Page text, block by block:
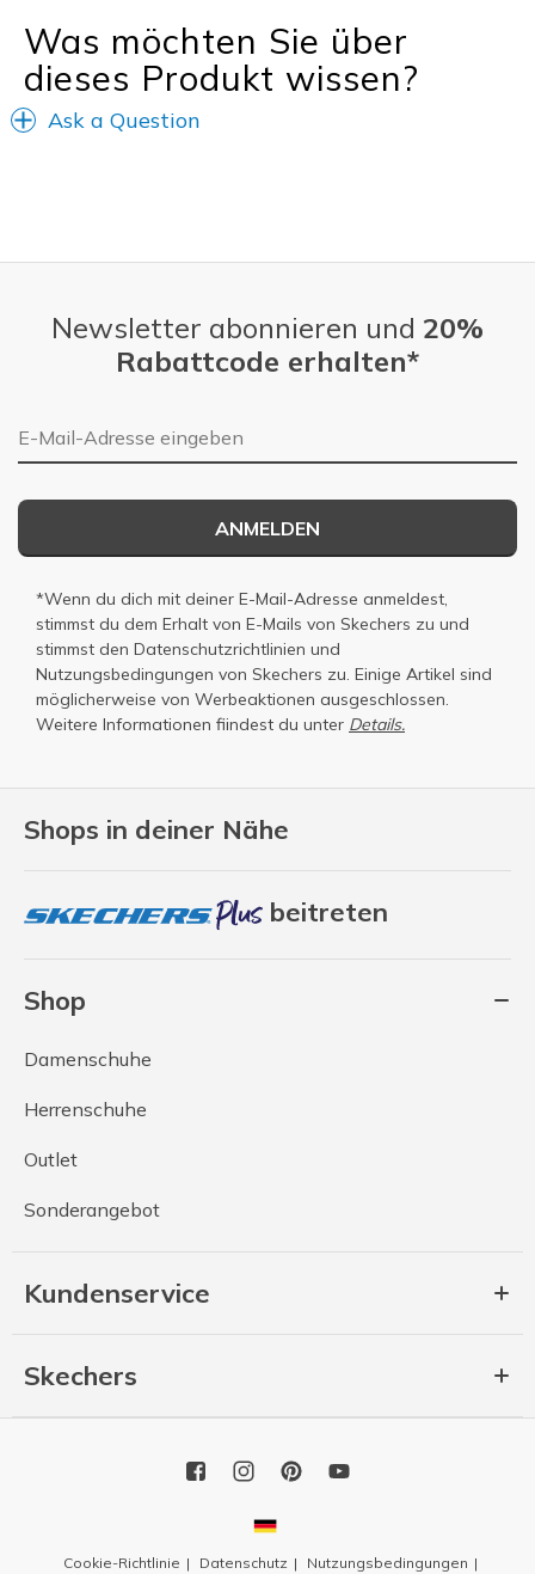
Was möchten Sie über
dieses Produkt wissen?
Ask a Question
Shops in deiner Nähe
beitreten
Shop
Damenschuhe
Herrenschuhe
Outlet
Sonderangebot
Kundenservice
Skechers
Newsletter abonnieren und 20%
Rabattcode erhalten*
E-Mail-Adresse
ANMELDEN
*Wenn du dich mit deiner E-Mail-Adresse anmeldest,
stimmst du dem Erhalt von E-Mails von Skechers zu und
stimmst den Datenschutzrichtlinien und
Nutzungsbedingungen von Skechers zu. Einige Artikel sind
möglicherweise von Werbeaktionen ausgeschlossen.
Weitere Informationen fiindest du unter Details.
Cookie-Richtlinie Datenschutz Nutzungsbedingungen